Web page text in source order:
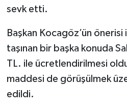
sevk etti.
Başkan Kocagöz’ün
taşınan bir başka konuda
TL. ile ücretlendirilmesi
maddesi de görüşülmek
edildi.